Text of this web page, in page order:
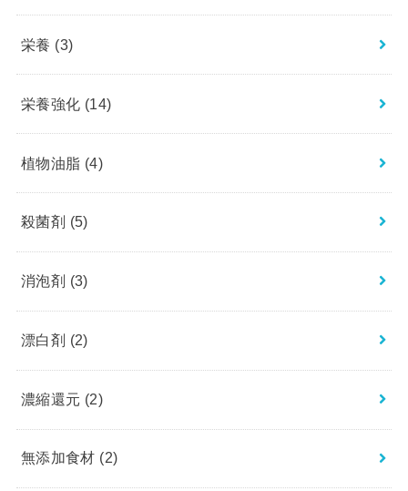
栄養 (3)
栄養強化 (14)
植物油脂 (4)
殺菌剤 (5)
消泡剤 (3)
漂白剤 (2)
濃縮還元 (2)
無添加食材 (2)